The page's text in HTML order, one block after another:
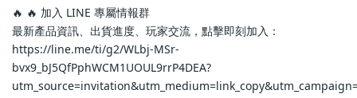
🔥 🔥 加入 LINE 專屬情報群
最新產品資訊、出貨進度、玩家交流，點擊即刻加入：
https://line.me/ti/g2/WLbj-MSr-
bvx9_bJ5QfPphWCM1UOUL9rrP4DEA?